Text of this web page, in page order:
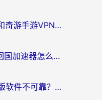
ChickCN VPN好用吗？和奇游手游VPN对比哪个回国效果更好？海外党亲测实用指南
海外党必看：PC VPN+回国加速器怎么选？无缝访问国内资源全攻略
海外党别踩坑！iOS破解版软件不可靠？教你选对回国加速器无缝看国内资源